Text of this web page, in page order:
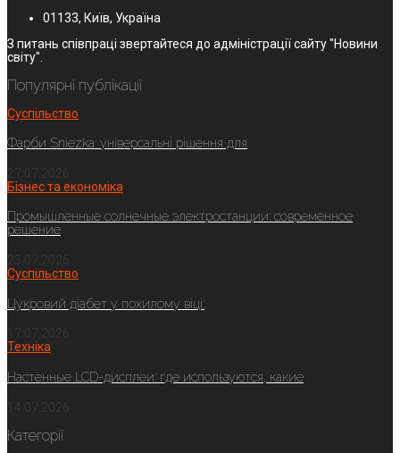
01133, Київ, Україна
З питань співпраці звертайтеся до адміністрації сайту "Новини
світу".
Популярні публікації
Суспільство
Фарби Sniezka: універсальні рішення для
Бізнес та економіка
Промышленные солнечные электростанции: современное
решение
Суспільство
Цукровий діабет у похилому віці:
Техніка
Настенные LCD-дисплеи: где используются, какие
Категорії